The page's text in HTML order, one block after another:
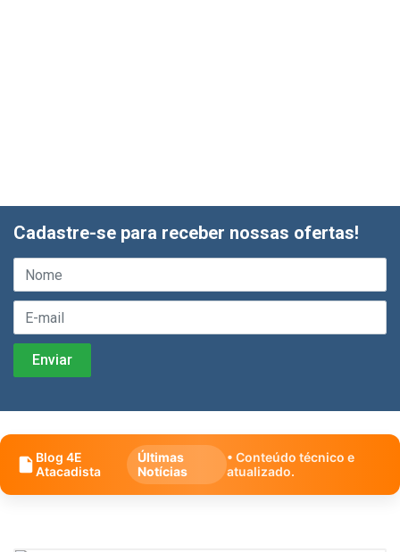
Cadastre-se para receber nossas ofertas!
Blog 4E
Atacadista
Últimas
Notícias
• Conteúdo técnico e
atualizado.